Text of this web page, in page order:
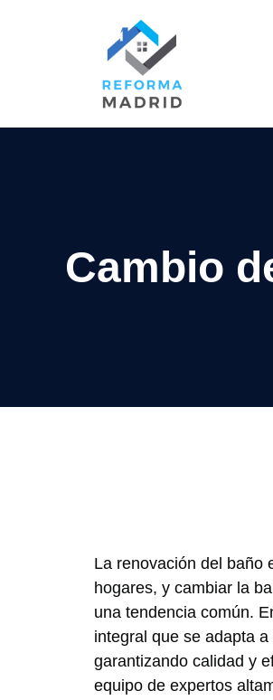
Cambio
La renovación del baño
hogares, y cambiar la
una tendencia común.
integral que se adapta
garantizando calidad y
equipo de expertos